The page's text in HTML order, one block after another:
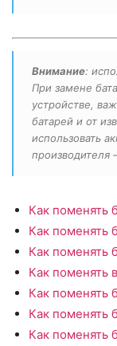
Внимание:
При замене
устройстве,
батарей и от
использовать
производителя
Как поменять
Как поменять
Как поменять
Как поменять
Как поменять
Как поменять
Как поменять